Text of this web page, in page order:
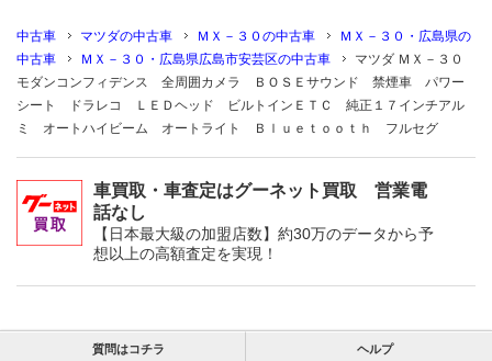
中古車 マツダの中古車 ＭＸ－３０の中古車
ＭＸ－３０・広島県の
中古車
ＭＸ－３０・広島県広島市安芸区の中古車
マツダ ＭＸ－３０
モダンコンフィデンス 全周囲カメラ ＢＯＳＥサウンド 禁煙車 パワー
シート ドラレコ ＬＥＤヘッド ビルトインＥＴＣ 純正１７インチアル
ミ オートハイビーム オートライト Ｂｌｕｅｔｏｏｔｈ フルセグ
車買取・車査定はグーネット買取 営業電
話なし
【日本最大級の加盟店数】約30万のデータから予
想以上の高額査定を実現！
質問はコチラ ヘルプ